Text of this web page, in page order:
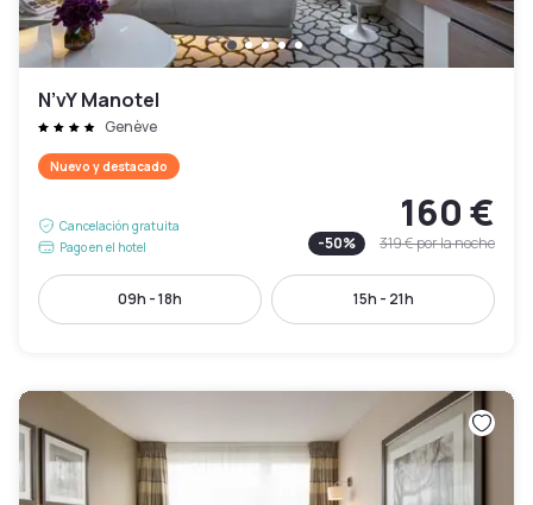
N’vY Manotel
Genève
Nuevo y destacado
Cancelación gratuita
Pago en el hotel
160 €
-50% 319 €por la noche
09h - 18h 15h - 21h